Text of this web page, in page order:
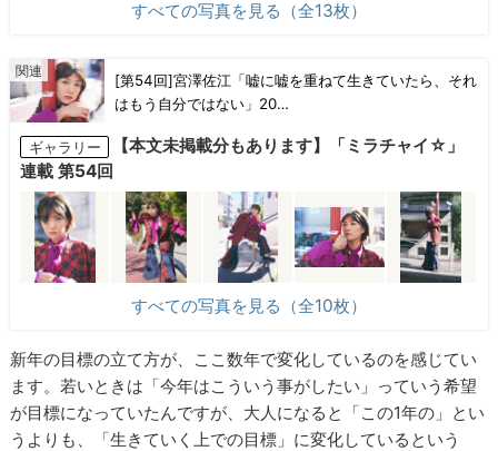
すべての写真を見る（全13枚）
[第54回]宮澤佐江「嘘に嘘を重ねて生きていたら、それ
はもう自分ではない」20…
ギャラリー
【本文未掲載分もあります】「ミラチャイ☆」
連載 第54回
すべての写真を見る（全10枚）
新年の目標の立て方が、ここ数年で変化しているのを感じてい
ます。若いときは「今年はこういう事がしたい」っていう希望
が目標になっていたんですが、大人になると「この1年の」とい
うよりも、「生きていく上での目標」に変化しているという